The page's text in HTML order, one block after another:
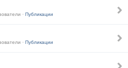
· Публикации
· Публикации